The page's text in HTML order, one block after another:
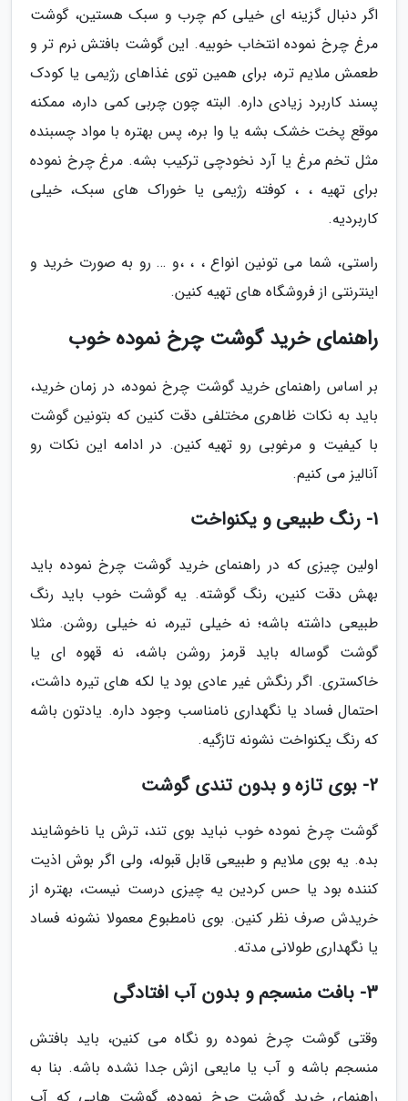
اگر دنبال گزینه ای خیلی کم چرب و سبک هستین، گوشت
مرغ چرخ نموده انتخاب خوبیه. این گوشت بافتش نرم تر و
طعمش ملایم تره، برای همین توی غذاهای رژیمی یا کودک
پسند کاربرد زیادی داره. البته چون چربی کمی داره، ممکنه
موقع پخت خشک بشه یا وا بره، پس بهتره با مواد چسبنده
مثل تخم مرغ یا آرد نخودچی ترکیب بشه. مرغ چرخ نموده
برای تهیه ، ، کوفته رژیمی یا خوراک های سبک، خیلی
کاربردیه.
راستی، شما می تونین انواع ، ، ،و … رو به صورت خرید و
اینترنتی از فروشگاه های تهیه کنین.
راهنمای خرید گوشت چرخ نموده خوب
بر اساس راهنمای خرید گوشت چرخ نموده، در زمان خرید،
باید به نکات ظاهری مختلفی دقت کنین که بتونین گوشت
با کیفیت و مرغوبی رو تهیه کنین. در ادامه این نکات رو
آنالیز می کنیم.
1- رنگ طبیعی و یکنواخت
اولین چیزی که در راهنمای خرید گوشت چرخ نموده باید
بهش دقت کنین، رنگ گوشته. یه گوشت خوب باید رنگ
طبیعی داشته باشه؛ نه خیلی تیره، نه خیلی روشن. مثلا
گوشت گوساله باید قرمز روشن باشه، نه قهوه ای یا
خاکستری. اگر رنگش غیر عادی بود یا لکه های تیره داشت،
احتمال فساد یا نگهداری نامناسب وجود داره. یادتون باشه
که رنگ یکنواخت نشونه تازگیه.
2- بوی تازه و بدون تندی گوشت
گوشت چرخ نموده خوب نباید بوی تند، ترش یا ناخوشایند
بده. یه بوی ملایم و طبیعی قابل قبوله، ولی اگر بوش اذیت
کننده بود یا حس کردین یه چیزی درست نیست، بهتره از
خریدش صرف نظر کنین. بوی نامطبوع معمولا نشونه فساد
یا نگهداری طولانی مدته.
3- بافت منسجم و بدون آب افتادگی
وقتی گوشت چرخ نموده رو نگاه می کنین، باید بافتش
منسجم باشه و آب یا مایعی ازش جدا نشده باشه. بنا به